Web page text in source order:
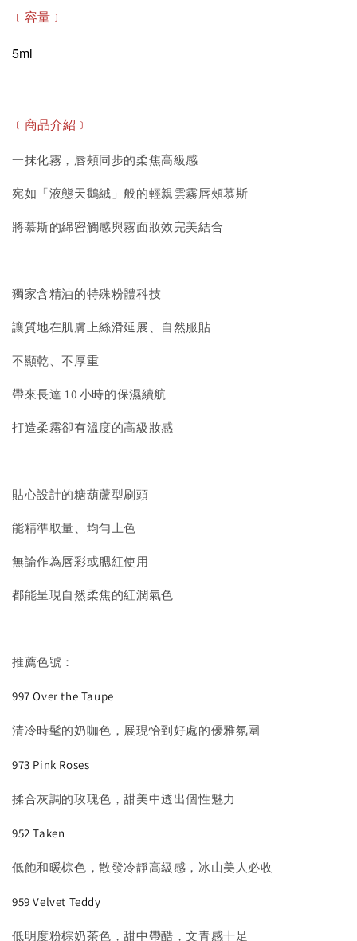
﹝容量﹞
5ml
﹝商品介紹﹞
一抹化霧，唇頰同步的柔焦高級感
宛如「液態天鵝絨」般的輕親雲霧唇頰慕斯
將慕斯的綿密觸感與霧面妝效完美結合
獨家含精油的特殊粉體科技
讓質地在肌膚上絲滑延展、自然服貼
不顯乾、不厚重
帶來長達 10 小時的保濕續航
打造柔霧卻有溫度的高級妝感
貼心設計的糖葫蘆型刷頭
能精準取量、均勻上色
無論作為唇彩或腮紅使用
都能呈現自然柔焦的紅潤氣色
推薦色號：
997 Over the Taupe
清冷時髦的奶咖色，展現恰到好處的優雅氛圍
973 Pink Roses
揉合灰調的玫瑰色，甜美中透出個性魅力
952 Taken
低飽和暖棕色，散發冷靜高級感，冰山美人必收
959 Velvet Teddy
低明度粉棕奶茶色，甜中帶酷，文青感十足